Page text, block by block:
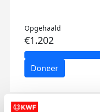
Opgehaald
€1.202
Doneer